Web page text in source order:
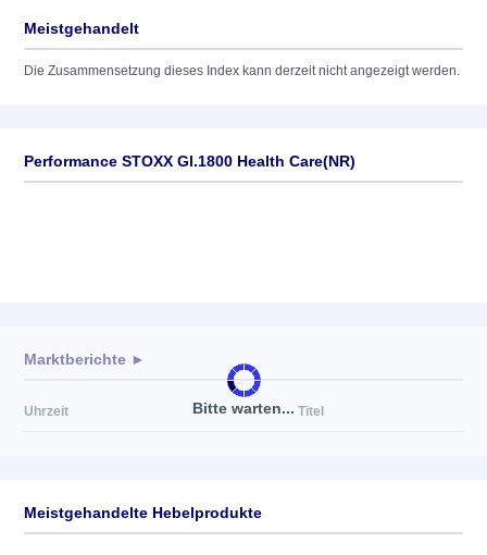
Meistgehandelt
Die Zusammensetzung dieses Index kann derzeit nicht angezeigt werden.
Performance STOXX Gl.1800 Health Care(NR)
Bitte warten...
Marktberichte ►
Uhrzeit Titel
Meistgehandelte Hebelprodukte